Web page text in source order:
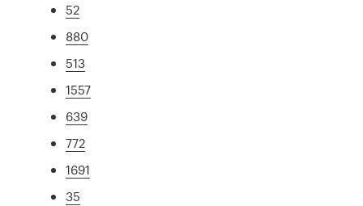
52
880
513
1557
639
772
1691
35